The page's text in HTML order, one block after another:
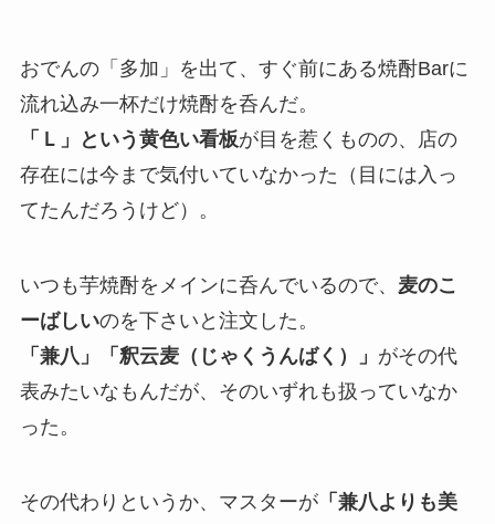
おでんの「多加」を出て、すぐ前にある焼酎Barに
流れ込み一杯だけ焼酎を呑んだ。
「Ｌ」という黄色い看板が目を惹くものの、店の
存在には今まで気付いていなかった（目には入っ
てたんだろうけど）。
いつも芋焼酎をメインに呑んでいるので、 麦のこ
ーばしいのを下さいと注文した。
「兼八」「釈云麦（じゃくうんばく）」 がその代
表みたいなもんだが、そのいずれも扱っていなか
った。
その代わりというか、マスターが「兼八よりも美